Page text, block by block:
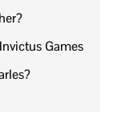
Games